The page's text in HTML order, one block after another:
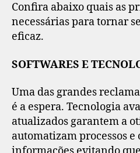
Confira abaixo quais as
necessárias para tornar
eficaz.
SOFTWARES E
Uma das grandes
é a espera. Tecnologia
atualizados garantem a
automatizam processos e